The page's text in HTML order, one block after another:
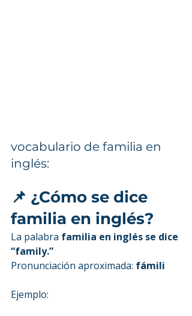
vocabulario de familia en
inglés:
📌 ¿Cómo se dice
familia en inglés?
La palabra familia en inglés se dice
“family.”
Pronunciación aproximada: fámili
Ejemplo: